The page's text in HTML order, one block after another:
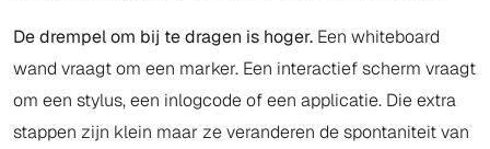
De drempel om bij te dragen is hoger. Een whiteboard
wand vraagt om een marker. Een interactief scherm vraagt
om een stylus, een inlogcode of een applicatie. Die extra
stappen zijn klein maar ze veranderen de spontaniteit van